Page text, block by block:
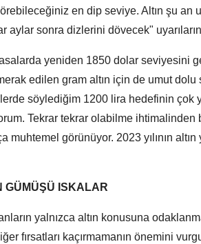
en dip seviye. Altın şu an
aylar sonra dizlerini dövecek"
yeniden 1850 dolar seviyesini
edilen gram altın için de umut
söylediğim 1200 lira hedefinin çok
Tekrar tekrar olabilme ihtimalinden
muhtemel görünüyor. 2023 yılının altın
GÜMÜŞÜ ISKALAR
yalnızca altın konusuna
fırsatları kaçırmamanın önemini